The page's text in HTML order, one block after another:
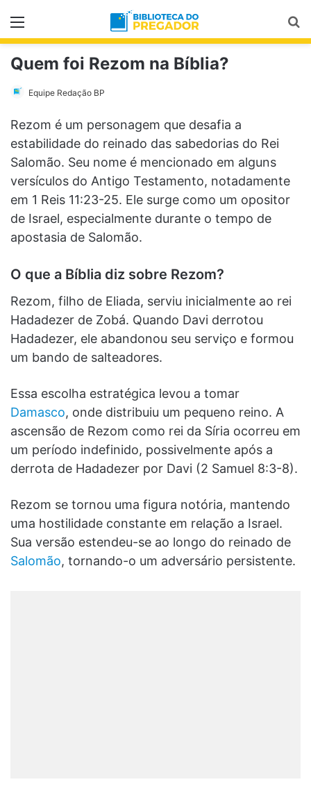
Menu
Quem foi Rezom na Bíblia?
Equipe Redação BP
Rezom é um personagem que desafia a
estabilidade do reinado das sabedorias do Rei
Salomão. Seu nome é mencionado em alguns
versículos do Antigo Testamento, notadamente
em 1 Reis 11:23-25. Ele surge como um opositor
de Israel, especialmente durante o tempo de
apostasia de Salomão.
O que a Bíblia diz sobre Rezom?
Rezom, filho de Eliada, serviu inicialmente ao rei
Hadadezer de Zobá. Quando Davi derrotou
Hadadezer, ele abandonou seu serviço e formou
um bando de salteadores.
Essa escolha estratégica levou a tomar
Damasco, onde distribuiu um pequeno reino. A
ascensão de Rezom como rei da Síria ocorreu em
um período indefinido, possivelmente após a
derrota de Hadadezer por Davi (2 Samuel 8:3-8).
Rezom se tornou uma figura notória, mantendo
uma hostilidade constante em relação a Israel.
Sua versão estendeu-se ao longo do reinado de
Salomão, tornando-o um adversário persistente.